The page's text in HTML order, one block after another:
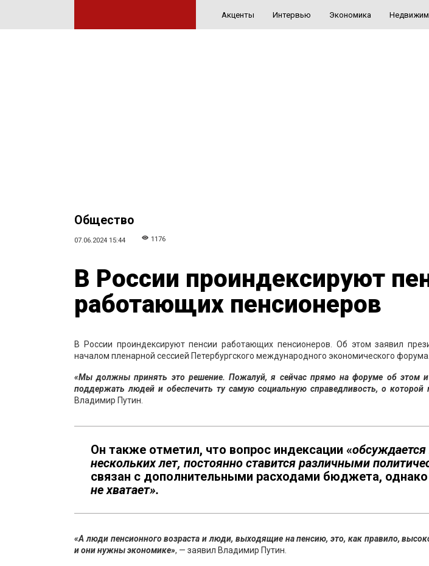
Акценты Интервью Экономика
Общество
07.06.2024 15:44 1176
В России проиндексируют
работающих пенсионеров
В России проиндексируют пенсии работающих пенсионеров. Об этом заявил
началом пленарной сессией Петербургского международного экономического форума.
«Мы должны принять это решение. Пожалуй, я сейчас прямо на форуме об этом
поддержать людей и обеспечить ту самую социальную справедливость, о
Владимир Путин.
Он также отметил, что вопрос индексации «
нескольких лет, постоянно ставится различными
связан с дополнительными расходами бюджета, однако
не хватает».
«А люди пенсионного возраста и люди, выходящие на пенсию, это, как правило,
и они нужны экономике», — заявил Владимир Путин.